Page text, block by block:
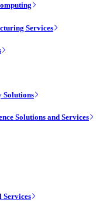
Services
Solutions
Solutions and Services
Services